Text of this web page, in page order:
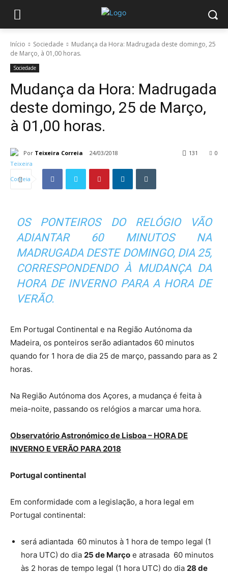
Início Sociedade
Mudança da Hora: Madrugada deste domingo, 25
de Março, à 01,00 horas.
Sociedade
Mudança da Hora: Madrugada
deste domingo, 25 de Março,
à 01,00 horas.
Por Teixeira Correia 24/03/2018 0
131
OS PONTEIROS DO RELÓGIO VÃO
ADIANTAR 60 MINUTOS NA
MADRUGADA DESTE DOMINGO, DIA 25,
CORRESPONDENDO À MUDANÇA DA
HORA DE INVERNO PARA A HORA DE
VERÃO.
Em Portugal Continental e na Região Autónoma da
Madeira, os ponteiros serão adiantados 60 minutos
quando for 1 hora de dia 25 de março, passando para as 2
horas.
Na Região Autónoma dos Açores, a mudança é feita à
meia-noite, passando os relógios a marcar uma hora.
Observatório Astronómico de Lisboa – HORA DE
INVERNO E VERÃO PARA 2018
Portugal continental
Em conformidade com a legislação, a hora legal em
Portugal continental:
será adiantada 60 minutos à 1 hora de tempo legal (1
hora UTC) do dia 25 de Março e atrasada 60 minutos
às 2 horas de tempo legal (1 hora UTC) do dia 28 de